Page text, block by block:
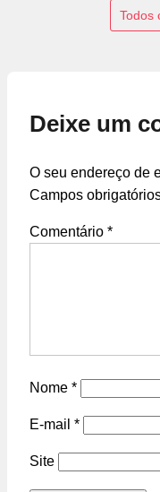
Todos
Deixe um
O seu endereço de
Campos
Comentário *
Nome *
E-mail *
Site